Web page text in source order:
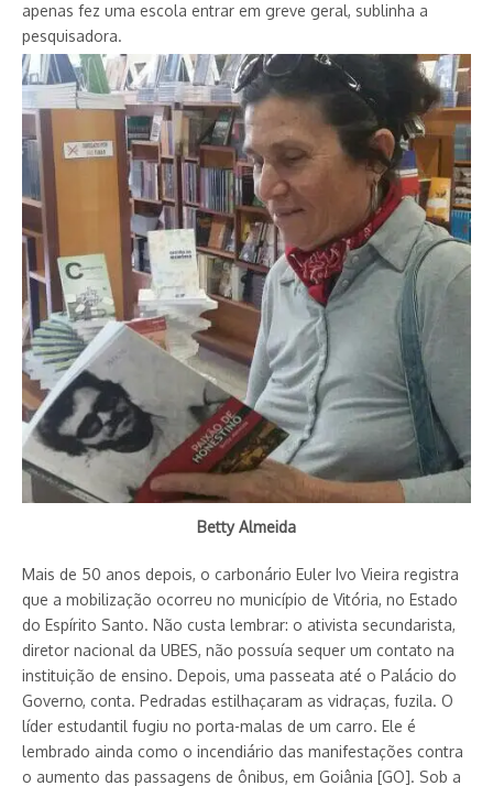
apenas fez uma escola entrar em greve geral, sublinha a
pesquisadora.
Betty Almeida
Mais de 50 anos depois, o carbonário Euler Ivo Vieira registra
que a mobilização ocorreu no município de Vitória, no Estado
do Espírito Santo. Não custa lembrar: o ativista secundarista,
diretor nacional da UBES, não possuía sequer um contato na
instituição de ensino. Depois, uma passeata até o Palácio do
Governo, conta. Pedradas estilhaçaram as vidraças, fuzila. O
líder estudantil fugiu no porta-malas de um carro. Ele é
lembrado ainda como o incendiário das manifestações contra
o aumento das passagens de ônibus, em Goiânia [GO]. Sob a